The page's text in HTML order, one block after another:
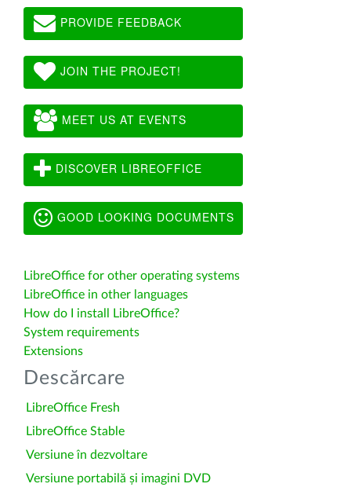
PROVIDE FEEDBACK
JOIN THE PROJECT!
MEET US AT EVENTS
DISCOVER LIBREOFFICE
GOOD LOOKING DOCUMENTS
LibreOffice for other operating systems
LibreOffice in other languages
How do I install LibreOffice?
System requirements
Extensions
Descărcare
LibreOffice Fresh
LibreOffice Stable
Versiune în dezvoltare
Versiune portabilă și imagini DVD